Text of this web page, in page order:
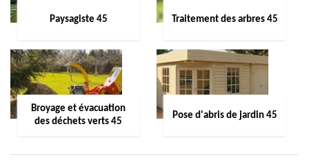
Paysagiste 45 Traitement des arbres 45
Broyage et évacuation
des déchets verts 45
Pose d'abris de jardin 45